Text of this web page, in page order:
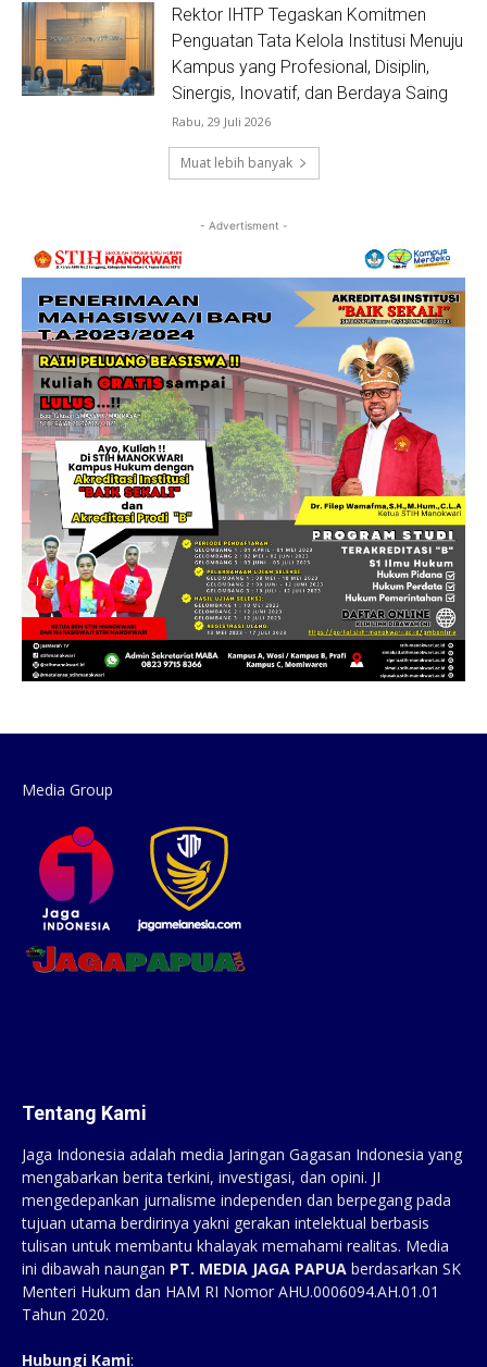
Rektor IHTP Tegaskan Komitmen
Penguatan Tata Kelola Institusi Menuju
Kampus yang Profesional, Disiplin,
Sinergis, Inovatif, dan Berdaya Saing
Rabu, 29 Juli 2026
Muat lebih banyak
- Advertisment -
Media Group
Tentang Kami
Jaga Indonesia adalah media Jaringan Gagasan Indonesia yang
mengabarkan berita terkini, investigasi, dan opini. JI
mengedepankan jurnalisme independen dan berpegang pada
tujuan utama berdirinya yakni gerakan intelektual berbasis
tulisan untuk membantu khalayak memahami realitas. Media
ini dibawah naungan PT. MEDIA JAGA PAPUA berdasarkan SK
Menteri Hukum dan HAM RI Nomor AHU.0006094.AH.01.01
Tahun 2020.
Hubungi Kami: